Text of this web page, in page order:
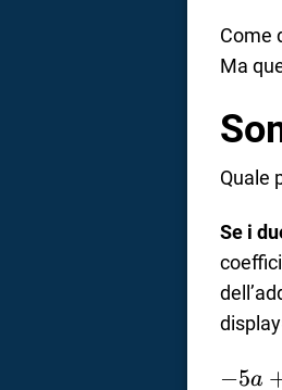
4b
Come
Ma
Quale
Se i
-5a
−5a